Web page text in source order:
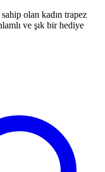
olan kadın trapez
ve şık bir hediye